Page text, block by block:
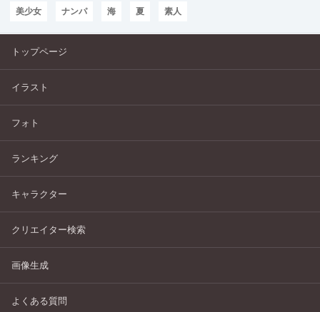
美少女 ナンパ 海 夏 素人
トップページ
イラスト
フォト
ランキング
キャラクター
クリエイター検索
画像生成
よくある質問